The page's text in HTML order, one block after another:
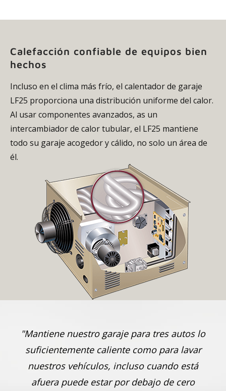
Calefacción confiable de equipos bien
hechos
Incluso en el clima más frío, el calentador de garaje
LF25 proporciona una distribución uniforme del calor.
Al usar componentes avanzados, as un
intercambiador de calor tubular, el LF25 mantiene
todo su garaje acogedor y cálido, no solo un área de
él.
"Mantiene nuestro garaje para tres autos lo
suficientemente caliente como para lavar
nuestros vehículos, incluso cuando está
afuera puede estar por debajo de cero